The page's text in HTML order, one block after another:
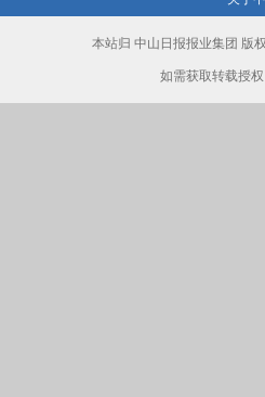
本站归 中山日报报业集团 版
如需获取转载授